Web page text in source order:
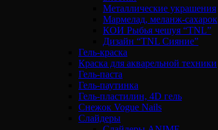
Металлические украшения
Мармелад, меланж-сахарок
КОИ Рыбья чешуя “TNL”
Дизайн “TNL Сияние”
Гель-краска
Краска для акварельной техники
Гель-паста
Гель-паутинка
Гель-пластилин, 4D гель
Снежок Vogue Nails
Слайдеры